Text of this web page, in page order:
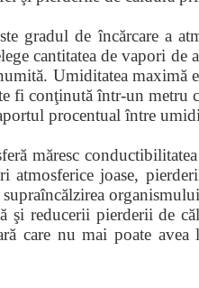
gradul de încărcare a
cantitatea de vapori
Umiditatea maximă
fi conţinută într-un metru
procentual între
măresc
atmosferice joase,
şi reducerii pierderii de
care nu mai poate avea